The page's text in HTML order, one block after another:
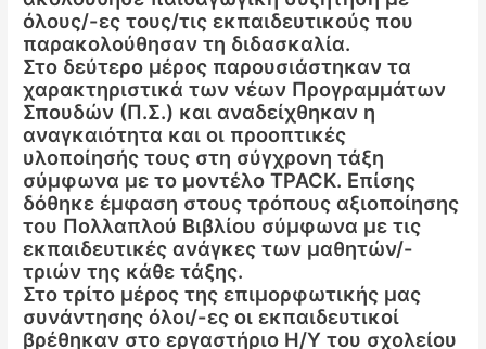
όλους/-ες τους/τις εκπαιδευτικούς που
παρακολούθησαν τη διδασκαλία.
Στο δεύτερο μέρος παρουσιάστηκαν τα
χαρακτηριστικά των νέων Προγραμμάτων
Σπουδών (Π.Σ.) και αναδείχθηκαν η
αναγκαιότητα και οι προοπτικές
υλοποίησής τους στη σύγχρονη τάξη
σύμφωνα με το μοντέλο TPACK. Επίσης
δόθηκε έμφαση στους τρόπους αξιοποίησης
του Πολλαπλού Βιβλίου σύμφωνα με τις
εκπαιδευτικές ανάγκες των μαθητών/-
τριών της κάθε τάξης.
Στο τρίτο μέρος της επιμορφωτικής μας
συνάντησης όλοι/-ες οι εκπαιδευτικοί
βρέθηκαν στο εργαστήριο Η/Υ του σχολείου